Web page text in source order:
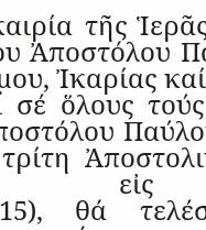
τῆς
Ἀποστόλου
Ἰκαρίας
σέ ὅλους
θά